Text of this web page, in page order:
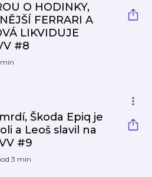
O HODINKY,
FERRARI A
LIKVIDUJE
#8
Škoda Epiq je
a Leoš slavil na
#9
3 min